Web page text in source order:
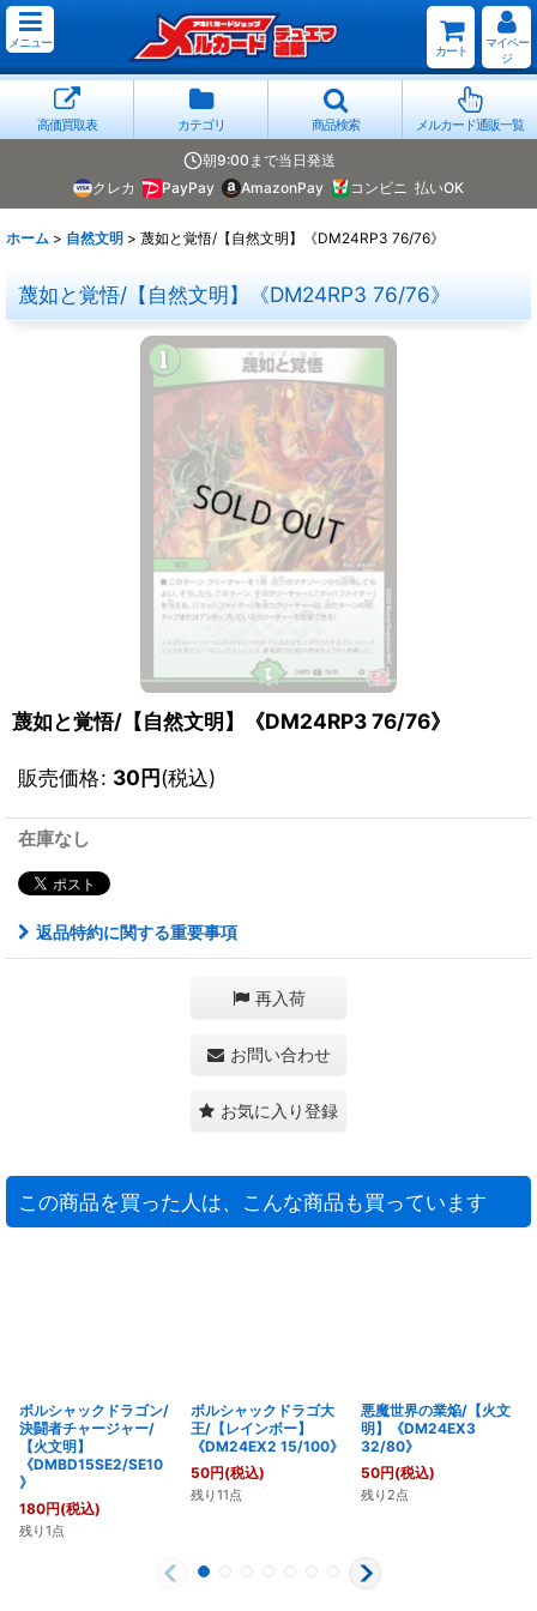
メニュー
カート
マイペー
ジ
高価買取表 カテゴリ 商品検索 メルカード通販一覧
朝9:00まで当日発送
クレカ
PayPay AmazonPay コンビニ 払いOK
ホーム > 自然文明 > 蔑如と覚悟/【自然文明】《DM24RP3 76/76》
蔑如と覚悟/【自然文明】《DM24RP3 76/76》
蔑如と覚悟/【自然文明】《DM24RP3 76/76》
販売価格: 30円(税込)
在庫なし
返品特約に関する重要事項
再入荷
お問い合わせ
お気に入り登録
この商品を買った人は、こんな商品も買っています
ボルシャックドラゴン/
決闘者チャージャー/
【火文明】
《DMBD15SE2/SE10
》
180円(税込)
残り1点
ボルシャックドラゴ大
王/【レインボー】
《DM24EX2 15/100》
50円(税込)
残り11点
悪魔世界の業焔/【火文
明】《DM24EX3
32/80》
50円(税込)
残り2点